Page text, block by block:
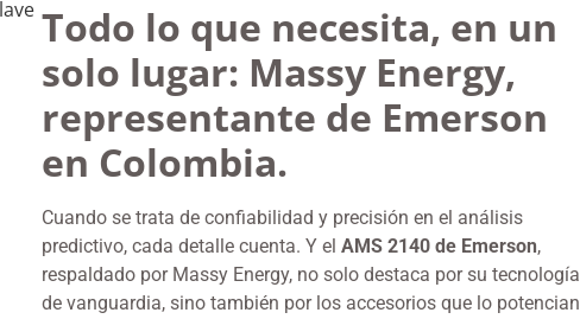
Todo lo que necesita, en un
solo lugar: Massy Energy,
representante de Emerson
en Colombia.
Cuando se trata de confiabilidad y precisión en el análisis
predictivo, cada detalle cuenta. Y el AMS 2140 de Emerson,
respaldado por Massy Energy, no solo destaca por su tecnología
de vanguardia, sino también por los accesorios que lo potencian